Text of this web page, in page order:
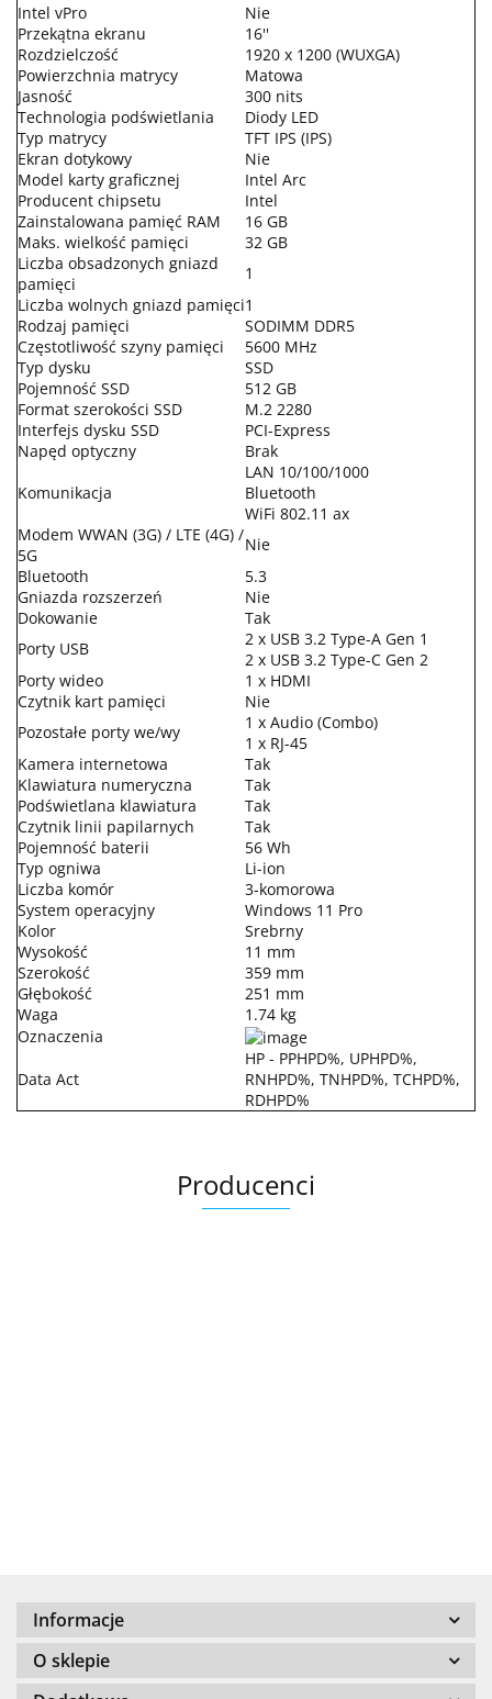
Intel vPro
Nie
Przekątna ekranu
16''
Rozdzielczość
1920 x 1200 (WUXGA)
Powierzchnia matrycy
Matowa
Jasność
300 nits
Technologia podświetlania
Diody LED
Typ matrycy
TFT IPS (IPS)
Ekran dotykowy
Nie
Model karty graficznej
Intel Arc
Producent chipsetu
Intel
Zainstalowana pamięć RAM
16 GB
Maks. wielkość pamięci
32 GB
Liczba obsadzonych gniazd
pamięci
1
Liczba wolnych gniazd pamięci1
Rodzaj pamięci
SODIMM DDR5
Częstotliwość szyny pamięci
5600 MHz
Typ dysku
SSD
Pojemność SSD
512 GB
Format szerokości SSD
M.2 2280
Interfejs dysku SSD
PCI-Express
Napęd optyczny
Brak
Komunikacja
LAN 10/100/1000
Bluetooth
WiFi 802.11 ax
Modem WWAN (3G) / LTE (4G) /
5G
Nie
Bluetooth
5.3
Gniazda rozszerzeń
Nie
Dokowanie
Tak
Porty USB
2 x USB 3.2 Type-A Gen 1
2 x USB 3.2 Type-C Gen 2
Porty wideo
1 x HDMI
Czytnik kart pamięci
Nie
Pozostałe porty we/wy
1 x Audio (Combo)
1 x RJ-45
Kamera internetowa
Tak
Klawiatura numeryczna
Tak
Podświetlana klawiatura
Tak
Czytnik linii papilarnych
Tak
Pojemność baterii
56 Wh
Typ ogniwa
Li-ion
Liczba komór
3-komorowa
System operacyjny
Windows 11 Pro
Kolor
Srebrny
Wysokość
11 mm
Szerokość
359 mm
Głębokość
251 mm
Waga
1.74 kg
Oznaczenia
Data Act
HP - PPHPD%, UPHPD%,
RNHPD%, TNHPD%, TCHPD%,
RDHPD%
Producenci
Informacje
O sklepie